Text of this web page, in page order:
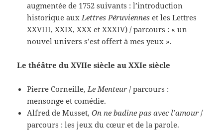
augmentée de 1752 suivants : l’introduction
historique auxLettres Péruviennes et les Lettres
XXVIII, XXIX, XXX et XXXIV) / parcours : « un
nouvel univers s’est offert à mes yeux ».
Le théâtre du XVIIe siècle au XXIe siècle
Pierre Corneille,Le Menteur/ parcours :
mensonge et comédie.
Alfred de Musset,On ne badine pas avec l’amour /
parcours : les jeux du cœur et de la parole.